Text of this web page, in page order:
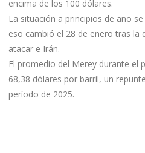
encima de los 100 dólares.
La situación a principios de año
eso cambió el 28 de enero tras la
atacar e Irán.
El promedio del Merey durante el
68,38 dólares por barril, un
período de 2025.